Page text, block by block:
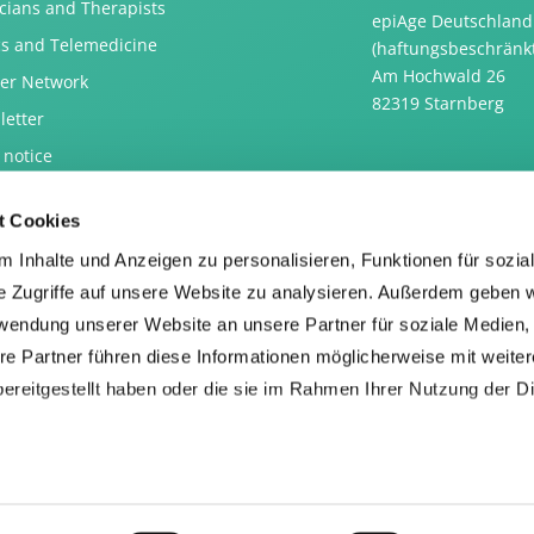
Cookies
Inhalte und Anzeigen zu personalisieren, Funktionen für
Zugriffe auf unsere Website zu analysieren. Außerdem geben
unserer Website an unsere Partner für soziale Medien,
Partner führen diese Informationen möglicherweise mit
haben oder die sie im Rahmen Ihrer Nutzung der
and Therapists
and Telemedicine
Network
notice
policy
epiAge
Am Hochwald 26
82319 Starnberg